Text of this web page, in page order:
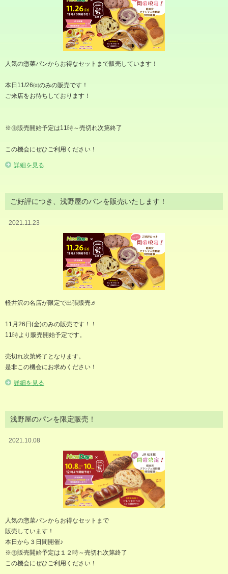
人気の惣菜パンからお得なセットまで販売しています！
本日11/26㈮のみの販売です！
ご来店をお待ちしております！
※㊟販売開始予定は11時～売切れ次第終了
この機会にぜひご利用ください！
詳細を見る
ご好評につき、浅野屋のパンを販売いたします！
2021.11.23
軽井沢の名店が限定で出張販売♬
11月26日(金)のみの販売です！！
11時より販売開始予定です。
売切れ次第終了となります。
是非この機会にお求めください！
詳細を見る
浅野屋のパンを限定販売！
2021.10.08
人気の惣菜パンからお得なセットまで
販売しています！
本日から３日間開催♪
※㊟販売開始予定は１２時～売切れ次第終了
この機会にぜひご利用ください！